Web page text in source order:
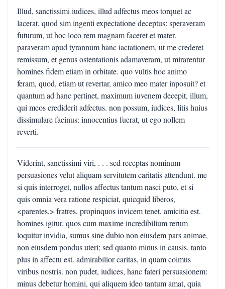
Illud, sanctissimi iudices, illud adfectus meos torquet ac
lacerat, quod sim ingenti expectatione deceptus: speraveram
futurum, ut hoc loco rem magnam faceret et mater.
paraveram apud tyrannum hanc iactationem, ut me crederet
remissum, et genus ostentationis adamaveram, ut mirarentur
homines fidem etiam in orbitate. quo vultis hoc animo
feram, quod, etiam ut revertar, amico meo mater inposuit? et
quantum ad hanc pertinet, maximum iuvenem decepit, illum,
qui meos crediderit adfectus. non possum, iudices, litis huius
dissimulare facinus: innocentius fuerat, ut ego nollem
reverti.
Viderint, sanctissimi viri, . . . sed receptas nominum
persuasiones velut aliquam servitutem caritatis attendunt. me
si quis interroget, nullos affectus tantum nasci puto, et si
quis omnia vera ratione respiciat, quicquid liberos,
<parentes,> fratres, propinquos invicem tenet, amicitia est.
homines igitur, quos cum maxime incredibilium rerum
loquitur invidia, sumus sine dubio non eiusdem pars animae,
non eiusdem pondus uteri; sed quanto minus in causis, tanto
plus in affectu est. admirabilior caritas, in quam coimus
viribus nostris. non pudet, iudices, hanc fateri persuasionem:
minus debetur homini, qui aliquem ideo tantum amat, quia